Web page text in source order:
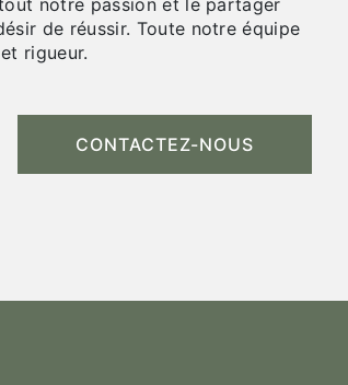
notre passion et le partager
de réussir. Toute notre équipe
rigueur.
CONTACTEZ-NOUS